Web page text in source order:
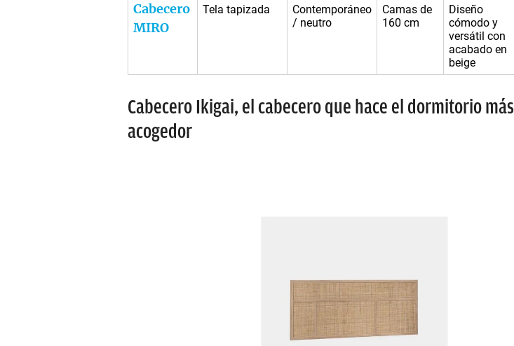
Cabecero
MIRO
Tela tapizada
Contemporáneo
/ neutro
Camas de
160 cm
Diseño
cómodo y
versátil con
acabado en
beige
Cabecero Ikigai, el cabecero que hace el dormitorio más
acogedor